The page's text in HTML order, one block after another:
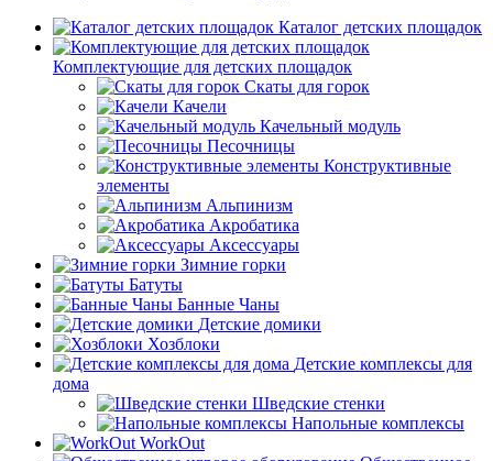
Каталог детских площадок
Комплектующие для детских площадок
Скаты для горок
Качели
Качельный модуль
Песочницы
Конструктивные
элементы
Альпинизм
Акробатика
Аксессуары
Зимние горки
Батуты
Банные Чаны
Детские домики
Хозблоки
Детские комплексы для
дома
Шведские стенки
Напольные комплексы
WorkOut